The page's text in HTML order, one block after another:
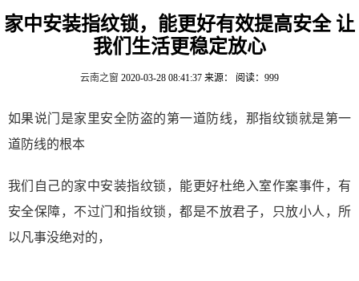
家中安装指纹锁，能更好有效提高安全 让
我们生活更稳定放心
云南之窗 2020-03-28 08:41:37 来源： 阅读：999
如果说门是家里安全防盗的第一道防线，那指纹锁就是第一
道防线的根本
我们自己的家中安装指纹锁，能更好杜绝入室作案事件，有
安全保障，不过门和指纹锁，都是不放君子，只放小人，所
以凡事没绝对的，